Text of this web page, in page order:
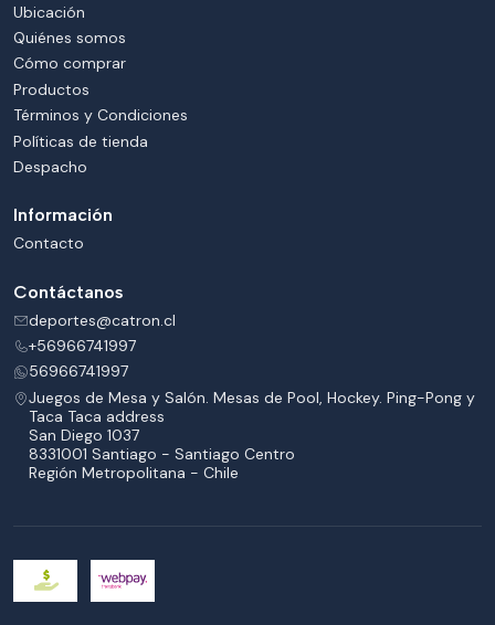
Ubicación
Quiénes somos
Cómo comprar
Productos
Términos y Condiciones
Políticas de tienda
Despacho
Información
Contacto
Contáctanos
deportes@catron.cl
+56966741997
56966741997
Juegos de Mesa y Salón. Mesas de Pool, Hockey. Ping-Pong y
Taca Taca address
San Diego 1037
8331001 Santiago - Santiago Centro
Región Metropolitana - Chile